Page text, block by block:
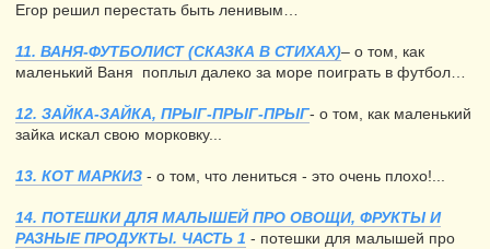
Егор решил перестать быть ленивым…
11. ВАНЯ-ФУТБОЛИСТ (СКАЗКА В СТИХАХ)– о том, как
маленький Ваня поплыл далеко за море поиграть в футбол…
12. ЗАЙКА-ЗАЙКА, ПРЫГ-ПРЫГ-ПРЫГ- о том, как маленький
зайка искал свою морковку...
13. КОТ МАРКИЗ - о том, что лениться - это очень плохо!...
14. ПОТЕШКИ ДЛЯ МАЛЫШЕЙ ПРО ОВОЩИ, ФРУКТЫ И
РАЗНЫЕ ПРОДУКТЫ. ЧАСТЬ 1 - потешки для малышей про